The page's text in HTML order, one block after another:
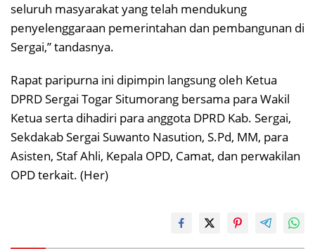
seluruh masyarakat yang telah mendukung
penyelenggaraan pemerintahan dan pembangunan di
Sergai,” tandasnya.
Rapat paripurna ini dipimpin langsung oleh Ketua
DPRD Sergai Togar Situmorang bersama para Wakil
Ketua serta dihadiri para anggota DPRD Kab. Sergai,
Sekdakab Sergai Suwanto Nasution, S.Pd, MM, para
Asisten, Staf Ahli, Kepala OPD, Camat, dan perwakilan
OPD terkait. (Her)